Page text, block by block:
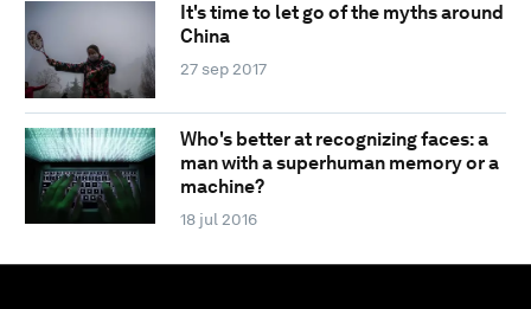
It's time to let go of the myths around
China
27 sep 2017
Who's better at recognizing faces: a
man with a superhuman memory or a
machine?
18 jul 2016